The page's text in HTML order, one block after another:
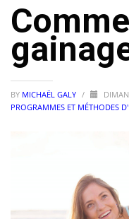
BY MICHAËL GALY /
PROGRAMMES ET MÉTHODES